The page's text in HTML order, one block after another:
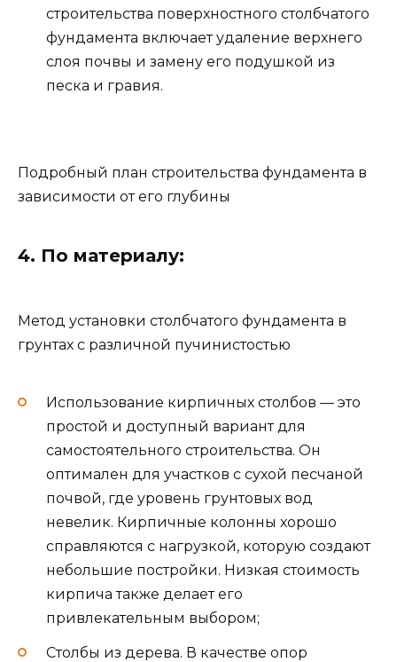
строительства поверхностного столбчатого
фундамента включает удаление верхнего
слоя почвы и замену его подушкой из
песка и гравия.
Подробный план строительства фундамента в
зависимости от его глубины
4. По материалу:
Метод установки столбчатого фундамента в
грунтах с различной пучинистостью
Использование кирпичных столбов — это
простой и доступный вариант для
самостоятельного строительства. Он
оптимален для участков с сухой песчаной
почвой, где уровень грунтовых вод
невелик. Кирпичные колонны хорошо
справляются с нагрузкой, которую создают
небольшие постройки. Низкая стоимость
кирпича также делает его
привлекательным выбором;
Столбы из дерева. В качестве опор